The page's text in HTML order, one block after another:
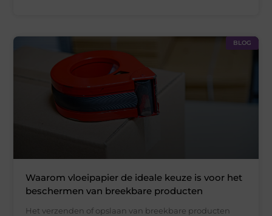
BLOG
Waarom vloeipapier de ideale keuze is voor het
beschermen van breekbare producten
Het verzenden of opslaan van breekbare producten